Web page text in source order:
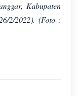
Kabupaten
2/2022). (Foto :